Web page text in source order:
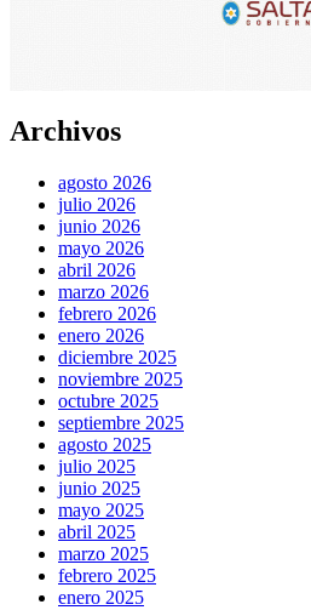
Archivos
agosto 2026
julio 2026
junio 2026
mayo 2026
abril 2026
marzo 2026
febrero 2026
enero 2026
diciembre 2025
noviembre 2025
octubre 2025
septiembre 2025
agosto 2025
julio 2025
junio 2025
mayo 2025
abril 2025
marzo 2025
febrero 2025
enero 2025